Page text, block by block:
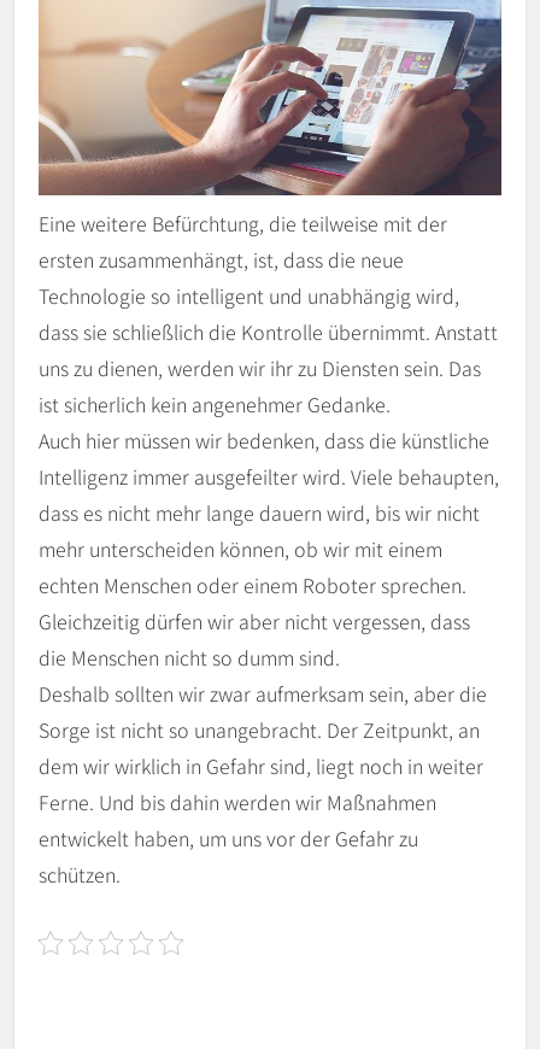
Eine weitere Befürchtung, die teilweise mit der
ersten zusammenhängt, ist, dass die neue
Technologie so intelligent und unabhängig wird,
dass sie schließlich die Kontrolle übernimmt. Anstatt
uns zu dienen, werden wir ihr zu Diensten sein. Das
ist sicherlich kein angenehmer Gedanke.
Auch hier müssen wir bedenken, dass die künstliche
Intelligenz immer ausgefeilter wird. Viele behaupten,
dass es nicht mehr lange dauern wird, bis wir nicht
mehr unterscheiden können, ob wir mit einem
echten Menschen oder einem Roboter sprechen.
Gleichzeitig dürfen wir aber nicht vergessen, dass
die Menschen nicht so dumm sind.
Deshalb sollten wir zwar aufmerksam sein, aber die
Sorge ist nicht so unangebracht. Der Zeitpunkt, an
dem wir wirklich in Gefahr sind, liegt noch in weiter
Ferne. Und bis dahin werden wir Maßnahmen
entwickelt haben, um uns vor der Gefahr zu
schützen.